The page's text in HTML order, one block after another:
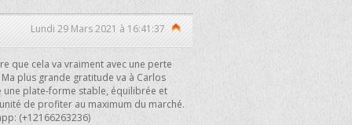
Lundi 29 Mars 2021 à 16:41:37
que cela va vraiment avec une perte
plus grande gratitude va à Carlos
une plate-forme stable, équilibrée et
de profiter au maximum du marché.
(+12166263236)